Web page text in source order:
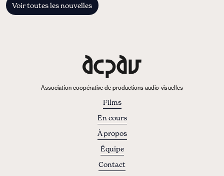
Voir toutes les nouvelles
Association coopérative de productions audio-visuelles
Films
En cours
À propos
Équipe
Contact